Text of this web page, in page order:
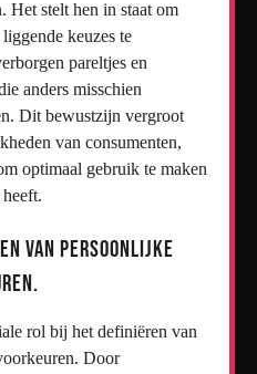
Het stelt hen in staat om
keuzes te
pareltjes en
anders misschien
Dit bewustzijn vergroot
van consumenten,
optimaal gebruik te maken
van persoonlijke
rol bij het definiëren van
Door